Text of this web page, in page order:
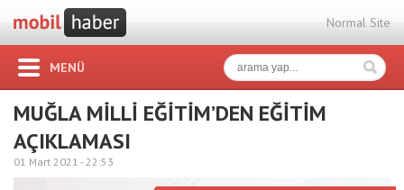
Normal Site
MENÜ
MUĞLA MİLLİ EĞİTİM’DEN EĞİTİM
AÇIKLAMASI
01 Mart 2021 -22:53